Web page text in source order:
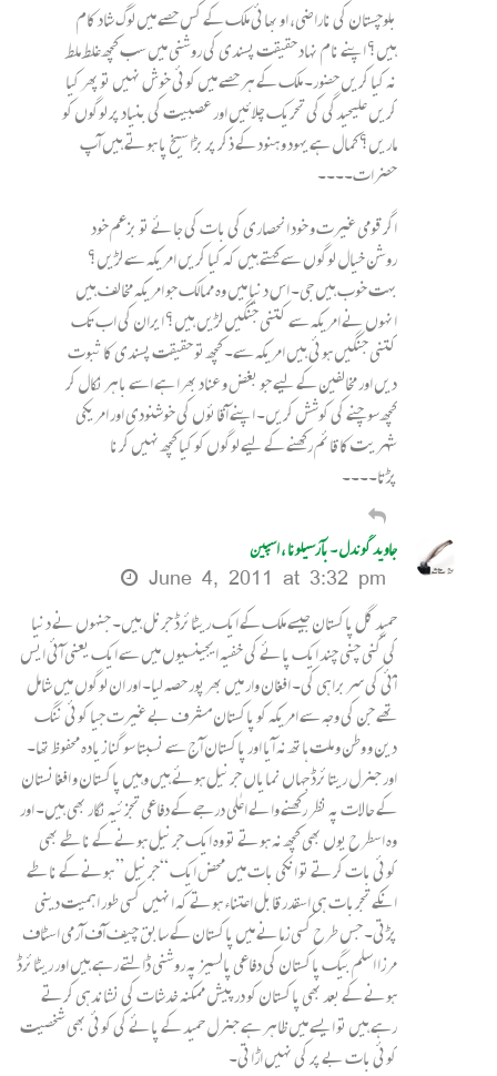
بلوچستان کی ناراضی، او بھائی ملک کے کس حصے میں لوگ شاد کام
ہیں؟ اپنے نام نہاد حقیقت پسندی کی روشنی میں سب کچھ غلط ملط
نہ کیا کریں حضور۔ ملک کے ہر حصے میں کوئی خوش نہیں تو پھر کیا
کریں علیحیدگی کی تحریک چلائیں اور عصبیت کی بنیاد پر لوگوں کو
ماریں؟ کمال ہے یہود و ہنود کے ذکر پر بڑا سیخ پا ہوتے ہیں آپ
حضرات۔۔۔۔
اگر قومی غیرت و خود انحصاری کی بات کی جائے تو بزعم خود
روشن خیال لوگوں سے کہتے ہیں کہ کیا کریں امریکہ سے لڑیں؟
بہت خوب ہیں جی۔ اس دنیا میں وہ ممالک جو امریکہ مخالف ہیں
انہوں نے امریکہ سے کتنی جنگیں لڑیں ہیں؟ ایران کی اب تک
کتنی جنگیں ہوئی ہیں امریکہ سے۔ کچھ تو حقیقت پسندی کا ثبوت
دیں اور مخالفین کے لیے جو بغض و عناد بھرا ہے اسے باہر نکال کر
کچھ سوچنے کی کوشش کریں۔ اپنے آقائوں کی خوشنودی اور امریکی
شہریت کا قائم رکھنے کے لیے لوگوں کو کیا کچھ نہیں کرنا
پڑتا۔۔۔۔
جاوید گوندل ۔ بآرسیلونا ، اسپین
June 4, 2011 at 3:32 pm
حمید گل پاکستان جیسے ملک کے ایک ریٹائرڈ جرنل ہیں۔ جنہوں نے دنیا
کی گنی چنی چند ایک پائے کی خفیہ ایجینسیوں میں سے ایک یعنی آئی ایس
آئی کی سربراہی کی۔ افغان وار میں بھرپور حصہ لیا۔ اور ان لوگوں میں شامل
تھے جن کی وجہ سے امریکہ کو پاکستان مشرف بے غیرت جیا کوئی ننگ
دین و وطن و ملت ہاتھ نہ آیا اور پاکستان آج سے نسبتا سو گنا زیادہ محفوظ تھا۔
اور جنرل ریتائرڈ جہاں نمایاں جرنیل ہوئے ہیں وہیں پاکستان و افغانستان
کے حالات پہ نظر رکھنے والے اعلٰی درجے کے دفاعی تجزئیہ نگار بھی ہیں۔ اور
وہ اسطرح یوں بھی کچھ نہ ہوتے تو وہ ایک جرنیل ہونے کے ناطے بھی
کوئی بات کرتے تو انکی بات میں محض ایک “جرنیل” ہونے کے ناطے
انکے تجربات ہی اسقدر قابل اعتناء ہوتے کہ انہیں کسی طور اہمیت دینی
پڑتی۔ جس طرح کسی زمانے میں پاکستان کے سابق چیف آف آرمی اسٹاف
مرزا اسلم بیگ پاکستان کی دفاعی پالسیز پہ روشنی ڈالتے رہے ہیں اور ریٹائرڈ
ہونے کے بعد بھی پاکستان کو درپیش ممکنہ خدشات کی نشاندہی کرتے
رہے ہیں تو ایسے میں ظاہر ہے جنرل حمید کے پائے کی کوئی بھی شخصیت
کوئی بات بے پر کی نہیں اڑاتی۔